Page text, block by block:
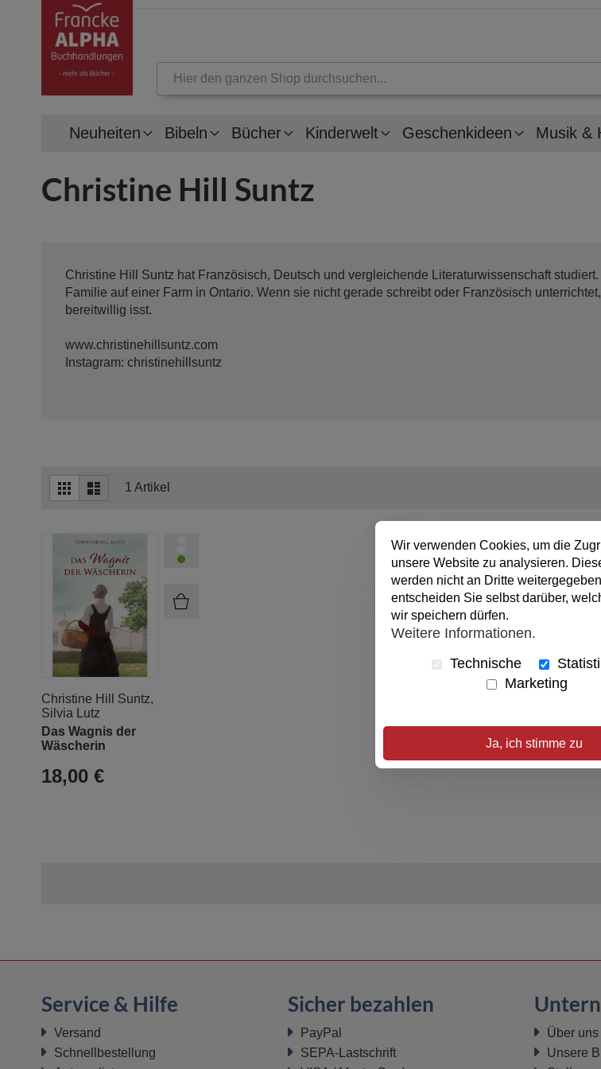
Neuheiten Bibeln Bücher Kinderwelt Geschenkideen Musik &
Christine Hill Suntz
Christine Hill Suntz hat Französisch, Deutsch und vergleichende Literaturwissenschaft
Familie auf einer Farm in Ontario. Wenn sie nicht gerade schreibt oder Französisch
bereitwillig isst.
www.christinehillsuntz.com
Instagram: christinehillsuntz
Ansicht
als
RasterListe1 Artikel
Christine Hill Suntz,
Silvia Lutz
Das Wagnis der
Wäscherin
18,00 €
Wir verwenden Cookies, um die
unsere Website zu analysieren.
werden nicht an Dritte
entscheiden Sie selbst darüber,
wir speichern dürfen.
Weitere Informationen.
Technische
Marketing
Ja, ich stimme zu
Service & Hilfe
Versand
Schnellbestellung
Sicher bezahlen
PayPal
SEPA-Lastschrift
Über uns
Unsere